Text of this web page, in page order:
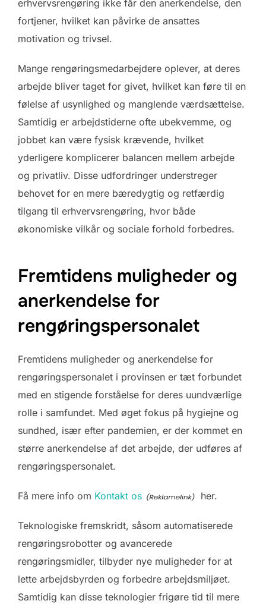
erhvervsrengøring ikke får den anerkendelse, den
fortjener, hvilket kan påvirke de ansattes
motivation og trivsel.
Mange rengøringsmedarbejdere oplever, at deres
arbejde bliver taget for givet, hvilket kan føre til en
følelse af usynlighed og manglende værdsættelse.
Samtidig er arbejdstiderne ofte ubekvemme, og
jobbet kan være fysisk krævende, hvilket
yderligere komplicerer balancen mellem arbejde
og privatliv. Disse udfordringer understreger
behovet for en mere bæredygtig og retfærdig
tilgang til erhvervsrengøring, hvor både
økonomiske vilkår og sociale forhold forbedres.
Fremtidens muligheder og
anerkendelse for
rengøringspersonalet
Fremtidens muligheder og anerkendelse for
rengøringspersonalet i provinsen er tæt forbundet
med en stigende forståelse for deres uundværlige
rolle i samfundet. Med øget fokus på hygiejne og
sundhed, især efter pandemien, er der kommet en
større anerkendelse af det arbejde, der udføres af
rengøringspersonalet.
Få mere info om Kontakt os her.
Teknologiske fremskridt, såsom automatiserede
rengøringsrobotter og avancerede
rengøringsmidler, tilbyder nye muligheder for at
lette arbejdsbyrden og forbedre arbejdsmiljøet.
Samtidig kan disse teknologier frigøre tid til mere